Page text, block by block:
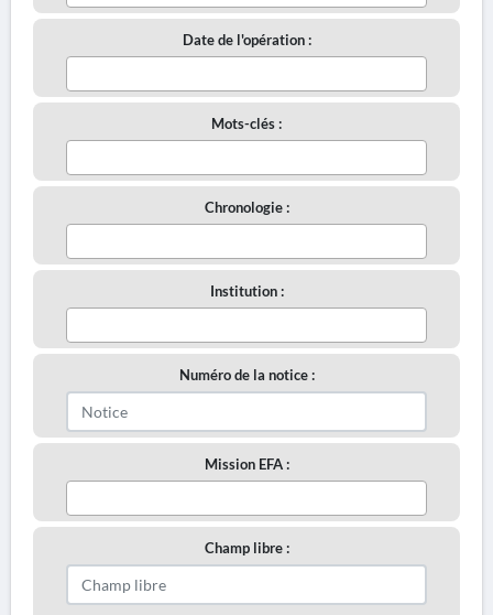
Date de l'opération :
Mots-clés :
Chronologie :
Institution :
Numéro de la notice :
Mission EFA :
Champ libre :